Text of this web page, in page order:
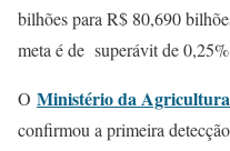
bilhões para R$ 80,690
meta é de superávit de
O Ministério da
confirmou a primeira